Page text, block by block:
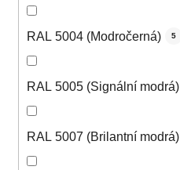
RAL 5004 (Modročerná) 5
RAL 5005 (Signální modrá)
RAL 5007 (Brilantní modrá)